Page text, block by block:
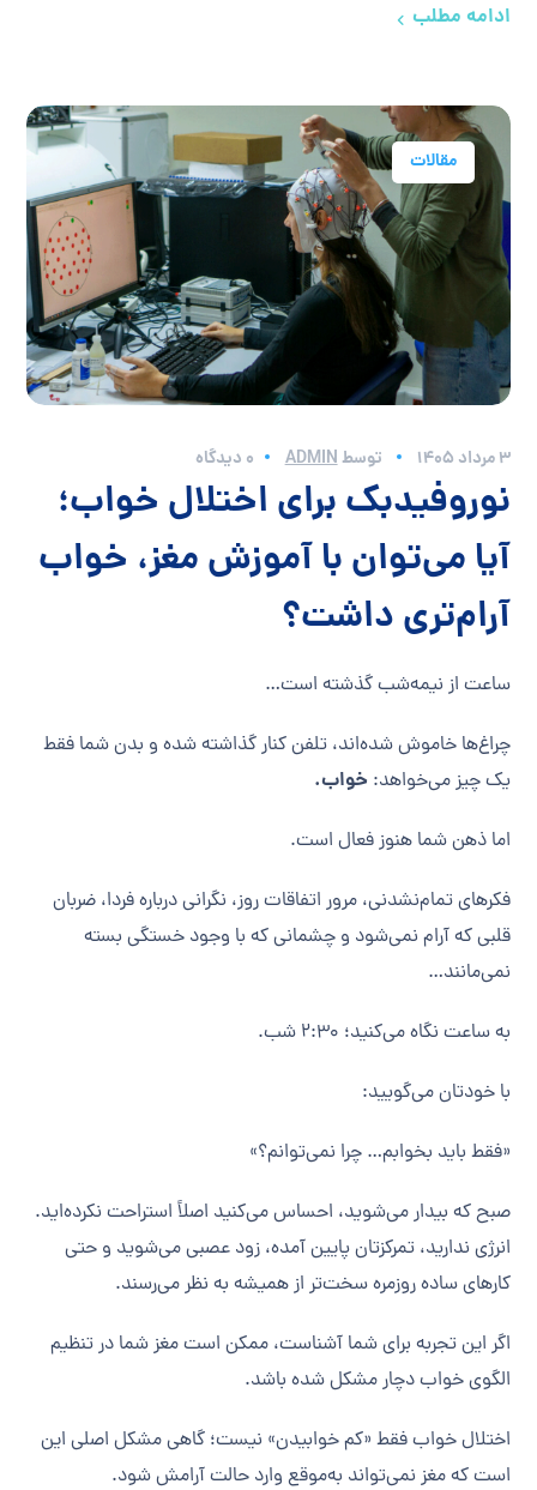
ادامه مطلب
مقالات
3 مرداد 1405 توسطADMIN 0 دیدگاه
نوروفیدبک برای اختلال خواب؛
آیا می‌توان با آموزش مغز، خواب
آرام‌تری داشت؟
ساعت از نیمه‌شب گذشته است…
چراغ‌ها خاموش شده‌اند، تلفن کنار گذاشته شده و بدن شما فقط
یک چیز می‌خواهد: خواب.
اما ذهن شما هنوز فعال است.
فکرهای تمام‌نشدنی، مرور اتفاقات روز، نگرانی درباره فردا، ضربان
قلبی که آرام نمی‌شود و چشمانی که با وجود خستگی بسته
نمی‌مانند…
به ساعت نگاه می‌کنید؛ ۲:۳۰ شب.
با خودتان می‌گویید:
«فقط باید بخوابم… چرا نمی‌توانم؟»
صبح که بیدار می‌شوید، احساس می‌کنید اصلاً استراحت نکرده‌اید.
انرژی ندارید، تمرکزتان پایین آمده، زود عصبی می‌شوید و حتی
کارهای ساده روزمره سخت‌تر از همیشه به نظر می‌رسند.
اگر این تجربه برای شما آشناست، ممکن است مغز شما در تنظیم
الگوی خواب دچار مشکل شده باشد.
اختلال خواب فقط «کم خوابیدن» نیست؛ گاهی مشکل اصلی این
است که مغز نمی‌تواند به‌موقع وارد حالت آرامش شود.